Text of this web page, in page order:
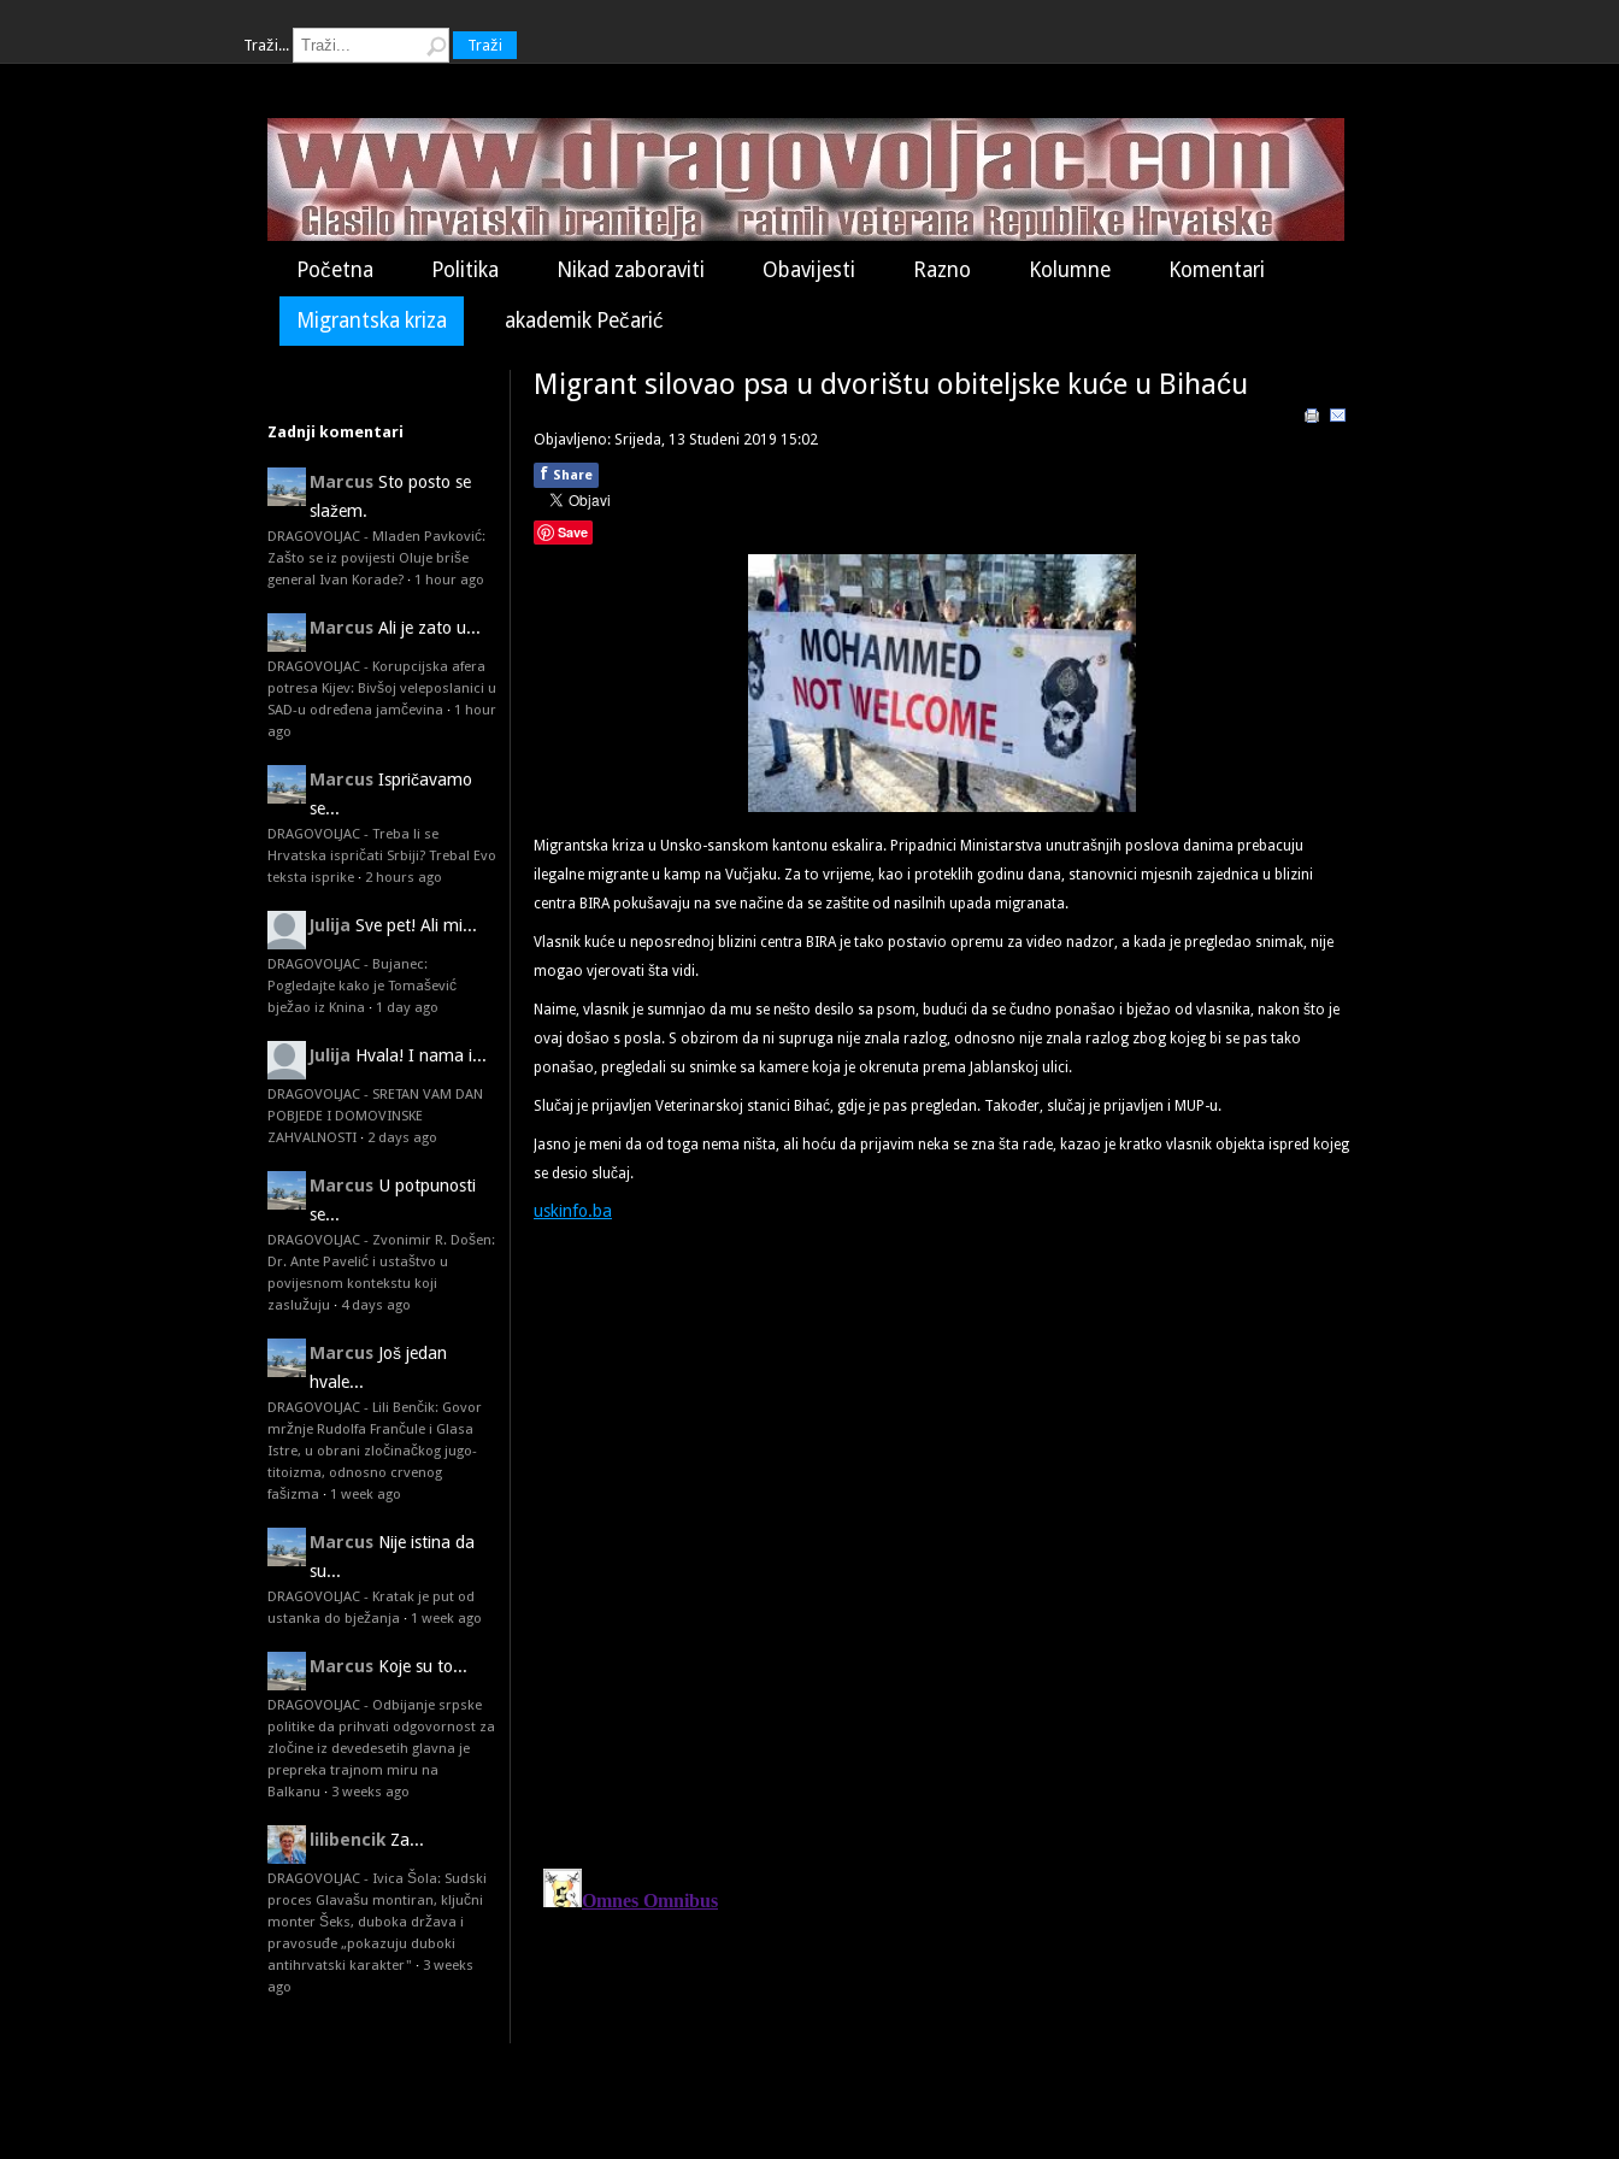
Traži... Traži
Početna Politika Nikad zaboraviti Obavijesti Razno Kolumne Komentari
Migrantska kriza akademik Pečarić
Zadnji komentari
Marcus Sto posto se
slažem.
DRAGOVOLJAC - Mladen Pavković:
Zašto se iz povijesti Oluje briše
general Ivan Korade? · 1 hour ago
Marcus Ali je zato u...
DRAGOVOLJAC - Korupcijska afera
potresa Kijev: Bivšoj veleposlanici u
SAD-u određena jamčevina · 1 hour
ago
Marcus Ispričavamo
se...
DRAGOVOLJAC - Treba li se
Hrvatska ispričati Srbiji? Treba! Evo
teksta isprike · 2 hours ago
Julija Sve pet! Ali mi...
DRAGOVOLJAC - Bujanec:
Pogledajte kako je Tomašević
bježao iz Knina · 1 day ago
Julija Hvala! I nama i...
DRAGOVOLJAC - SRETAN VAM DAN
POBJEDE I DOMOVINSKE
ZAHVALNOSTI · 2 days ago
Marcus U potpunosti
se...
DRAGOVOLJAC - Zvonimir R. Došen:
Dr. Ante Pavelić i ustaštvo u
povijesnom kontekstu koji
zaslužuju · 4 days ago
Marcus Još jedan
hvale...
DRAGOVOLJAC - Lili Benčik: Govor
mržnje Rudolfa Frančule i Glasa
Istre, u obrani zločinačkog jugo-
titoizma, odnosno crvenog
fašizma · 1 week ago
Marcus Nije istina da
su...
DRAGOVOLJAC - Kratak je put od
ustanka do bježanja · 1 week ago
Marcus Koje su to...
DRAGOVOLJAC - Odbijanje srpske
politike da prihvati odgovornost za
zločine iz devedesetih glavna je
prepreka trajnom miru na
Balkanu · 3 weeks ago
lilibencik Za...
DRAGOVOLJAC - Ivica Šola: Sudski
proces Glavašu montiran, ključni
monter Šeks, duboka država i
pravosuđe „pokazuju duboki
antihrvatski karakter" · 3 weeks
ago
Migrant silovao psa u dvorištu obiteljske kuće u Bihaću
Objavljeno: Srijeda, 13 Studeni 2019 15:02
f Share
Save
Migrantska kriza u Unsko-sanskom kantonu eskalira. Pripadnici Ministarstva unutrašnjih poslova danima prebacuju
ilegalne migrante u kamp na Vučjaku. Za to vrijeme, kao i proteklih godinu dana, stanovnici mjesnih zajednica u blizini
centra BIRA pokušavaju na sve načine da se zaštite od nasilnih upada migranata.
Vlasnik kuće u neposrednoj blizini centra BIRA je tako postavio opremu za video nadzor, a kada je pregledao snimak, nije
mogao vjerovati šta vidi.
Naime, vlasnik je sumnjao da mu se nešto desilo sa psom, budući da se čudno ponašao i bježao od vlasnika, nakon što je
ovaj došao s posla. S obzirom da ni supruga nije znala razlog, odnosno nije znala razlog zbog kojeg bi se pas tako
ponašao, pregledali su snimke sa kamere koja je okrenuta prema Jablanskoj ulici.
Slučaj je prijavljen Veterinarskoj stanici Bihać, gdje je pas pregledan. Također, slučaj je prijavljen i MUP-u.
Jasno je meni da od toga nema ništa, ali hoću da prijavim neka se zna šta rade, kazao je kratko vlasnik objekta ispred kojeg
se desio slučaj.
uskinfo.ba